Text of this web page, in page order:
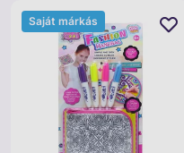
Saját márkás